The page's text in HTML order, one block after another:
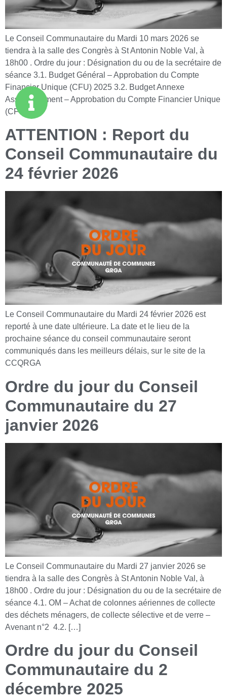
Le Conseil Communautaire du Mardi 10 mars 2026 se
tiendra à la salle des Congrès à St Antonin Noble Val, à
18h00 . Ordre du jour : Désignation du ou de la secrétaire de
séance 3.1. Budget Général – Approbation du Compte
Financier Unique (CFU) 2025 3.2. Budget Annexe
Assainissement – Approbation du Compte Financier Unique
(CFU) […]
ATTENTION : Report du
Conseil Communautaire du
24 février 2026
Le Conseil Communautaire du Mardi 24 février 2026 est
reporté à une date ultérieure. La date et le lieu de la
prochaine séance du conseil communautaire seront
communiqués dans les meilleurs délais, sur le site de la
CCQRGA
Ordre du jour du Conseil
Communautaire du 27
janvier 2026
Le Conseil Communautaire du Mardi 27 janvier 2026 se
tiendra à la salle des Congrès à St Antonin Noble Val, à
18h00 . Ordre du jour : Désignation du ou de la secrétaire de
séance 4.1. OM – Achat de colonnes aériennes de collecte
des déchets ménagers, de collecte sélective et de verre –
Avenant n°2 4.2. […]
Ordre du jour du Conseil
Communautaire du 2
décembre 2025